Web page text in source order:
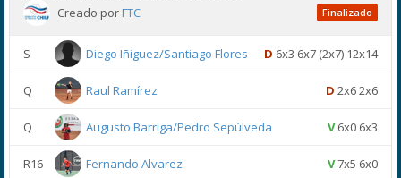
Creado porFTC Finalizado
S Diego Iñiguez/Santiago Flores D 6x3 6x7 (2x7) 12x14
Q Raul Ramírez D 2x6 2x6
Q Augusto Barriga/Pedro Sepúlveda V6x0 6x3
R16 Fernando Alvarez V7x5 6x0